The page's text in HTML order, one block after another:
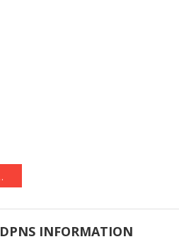
DPNS INFORMATION